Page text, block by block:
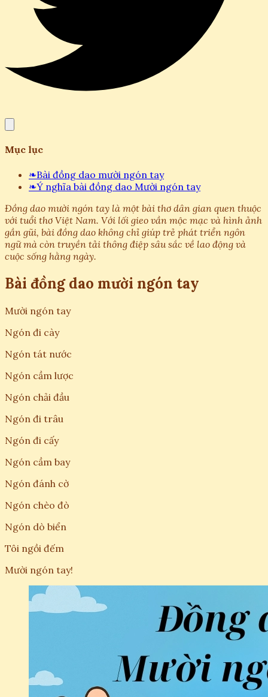
Mục lục
❧Bài đồng dao mười ngón tay
❧Ý nghĩa bài đồng dao Mười ngón tay
Đồng dao mười ngón tay là một bài thơ dân gian quen thuộc
với tuổi thơ Việt Nam. Với lối gieo vần mộc mạc và hình ảnh
gần gũi, bài đồng dao không chỉ giúp trẻ phát triển ngôn
ngữ mà còn truyền tải thông điệp sâu sắc về lao động và
cuộc sống hằng ngày.
Bài đồng dao mười ngón tay
Mười ngón tay
Ngón đi cày
Ngón tát nước
Ngón cầm lược
Ngón chải đầu
Ngón đi trâu
Ngón đi cấy
Ngón cầm bay
Ngón đánh cờ
Ngón chèo đò
Ngón dò biển
Tôi ngồi đếm
Mười ngón tay!